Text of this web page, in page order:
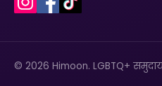
© 2026 Himoon. LGBTQ+